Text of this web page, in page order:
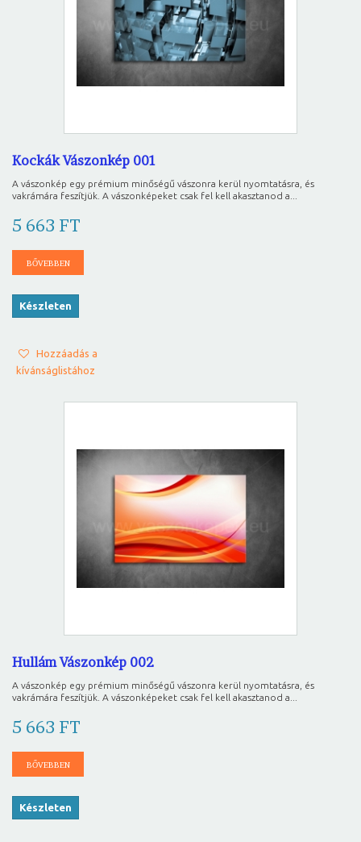
Kockák Vászonkép 001
A vászonkép egy prémium minőségű vászonra kerül nyomtatásra, és
vakrámára feszítjük. A vászonképeket csak fel kell akasztanod a...
5 663 FT
BŐVEBBEN
Készleten
Hozzáadás a
kívánságlistához
Hullám Vászonkép 002
A vászonkép egy prémium minőségű vászonra kerül nyomtatásra, és
vakrámára feszítjük. A vászonképeket csak fel kell akasztanod a...
5 663 FT
BŐVEBBEN
Készleten